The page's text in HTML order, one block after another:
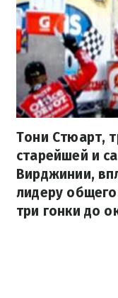
Тони Стюарт,
старейшей и
Вирджинии,
лидеру
три гонки до